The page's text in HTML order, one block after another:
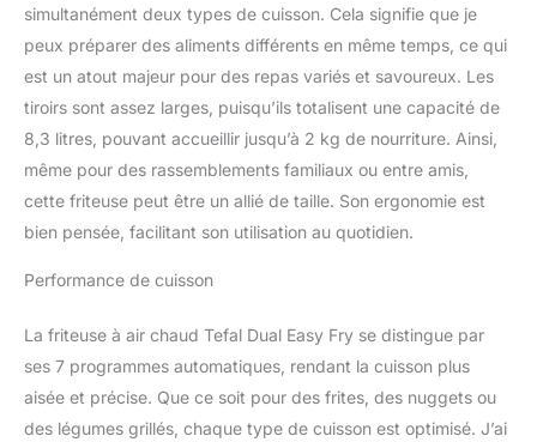
différents en même
temps, pour un repas
complet préparé dans un
seul et même appareil
TECHNOLOGIE EXTRA-
CRISP : des résultats
dorés et croustillants
avec peu ou pas d'huile,
pour jusqu'à 99 % de
surgelées) RÉPARABILITÉ
engagement de
réparabilité 15 ans au
juste prix grâce à notre
simultanément deux types de cuisson. Cela signifie que je
peux préparer des aliments différents en même temps, ce qui
est un atout majeur pour des repas variés et savoureux. Les
tiroirs sont assez larges, puisqu’ils totalisent une capacité de
8,3 litres, pouvant accueillir jusqu’à 2 kg de nourriture. Ainsi,
même pour des rassemblements familiaux ou entre amis,
cette friteuse peut être un allié de taille. Son ergonomie est
bien pensée, facilitant son utilisation au quotidien.
Performance de cuisson
La friteuse à air chaud Tefal Dual Easy Fry se distingue par
ses 7 programmes automatiques, rendant la cuisson plus
aisée et précise. Que ce soit pour des frites, des nuggets ou
des légumes grillés, chaque type de cuisson est optimisé. J’ai